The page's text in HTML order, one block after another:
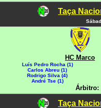
Taça
HC Marco
Luís Pedro Rocha (1)
Carlos Abreu (1)
Rodrigo Silva (4)
André Tse (1)
Árbitro:
Taça